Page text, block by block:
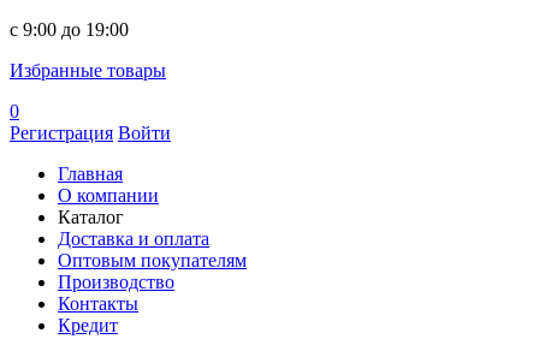
c 9:00 до 19:00
Избранные товары
0
Регистрация Войти
Главная
О компании
Каталог
Доставка и оплата
Оптовым покупателям
Производство
Контакты
Кредит